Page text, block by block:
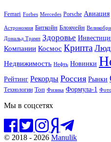
Ferrari Forbes Mercedes Porsche Авиация
Астрономия Биткойн Блокчейн
Дональд Трамп Здоровье
Компании Космос Крипта
Недвижимость Нефть Новинки
Рейтинг Рекорды Россия Рынки
Технологии Топ Физика Формула-1 Фото
Мы в соцсетях
© 2018 - 2026 Manulik